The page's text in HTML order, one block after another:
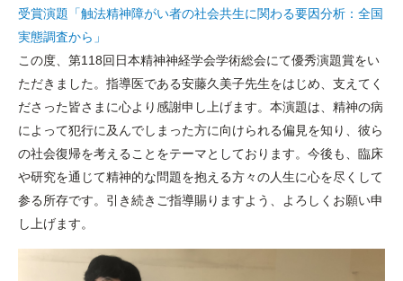
受賞演題「触法精神障がい者の社会共生に関わる要因分析：全国
実態調査から」
この度、第118回日本精神神経学会学術総会にて優秀演題賞をい
ただきました。指導医である安藤久美子先生をはじめ、支えてく
ださった皆さまに心より感謝申し上げます。本演題は、精神の病
によって犯行に及んでしまった方に向けられる偏見を知り、彼ら
の社会復帰を考えることをテーマとしております。今後も、臨床
や研究を通じて精神的な問題を抱える方々の人生に心を尽くして
参る所存です。引き続きご指導賜りますよう、よろしくお願い申
し上げます。